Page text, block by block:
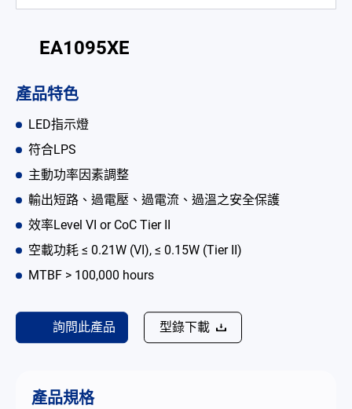
EA1095XE
產品特色
LED指示燈
符合LPS
主動功率因素調整
輸出短路、過電壓、過電流、過溫之安全保護
效率Level VI or CoC Tier II
空載功耗 ≤ 0.21W (VI), ≤ 0.15W (Tier II)
MTBF > 100,000 hours
詢問此產品 型錄下載
產品規格
電池適配充電器
開放式電源供應器
LED 電源供應器
解决方案
為何選擇翌勝
最新消息
公司簡介
聯絡我們
简体中文